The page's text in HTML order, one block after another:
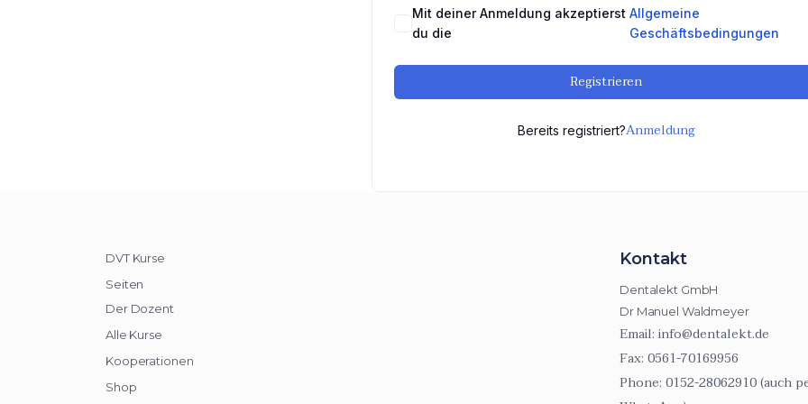
Mit deiner Anmeldung akzeptierst
du die
Allgemeine
Geschäftsbedingungen
Registrieren
Bereits registriert?Anmeldung
DVT Kurse
Seiten
Der Dozent
Alle Kurse
Kooperationen
Shop
Kontakt
Dentalekt GmbH
Dr Manuel Waldmeyer
Email: info@dentalekt.de
Fax: 0561-70169956
Phone: 0152-28062910 (auch